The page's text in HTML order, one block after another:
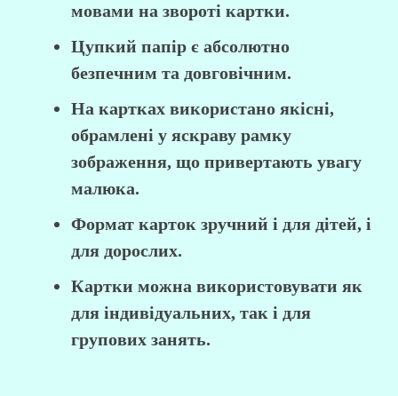
мовами на звороті картки.
Цупкий папір є абсолютно
безпечним та довговічним. ⠀
На картках використано якісні,
обрамлені у яскраву рамку
зображення, що привертають увагу
малюка.
Формат карток зручний і для дітей, і
для дорослих.
Картки можна використовувати як
для індивідуальних, так і для
групових занять.